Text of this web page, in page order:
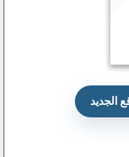
الجديد